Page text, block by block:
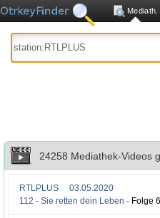
Mediath.
24258 Mediathek-Videos
RTLPLUS
03.05.2020
112 - Sie retten dein Leben - Folge